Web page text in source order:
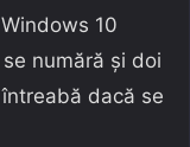
10
numără și doi
dacă se